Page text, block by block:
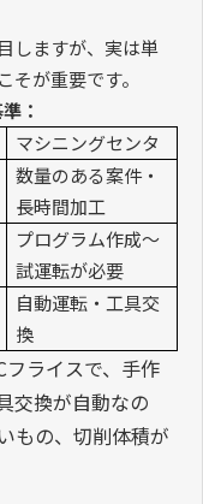
しますが、実は単
が重要です。
：
マシニングセンタ
数量のある案件・
長時間加工
プログラム作成〜
試運転が必要
自動運転・工具交
換
フライスで、手作
交換が自動なの
もの、切削体積が